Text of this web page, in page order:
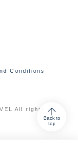
Back to
top
Conditions
All rights